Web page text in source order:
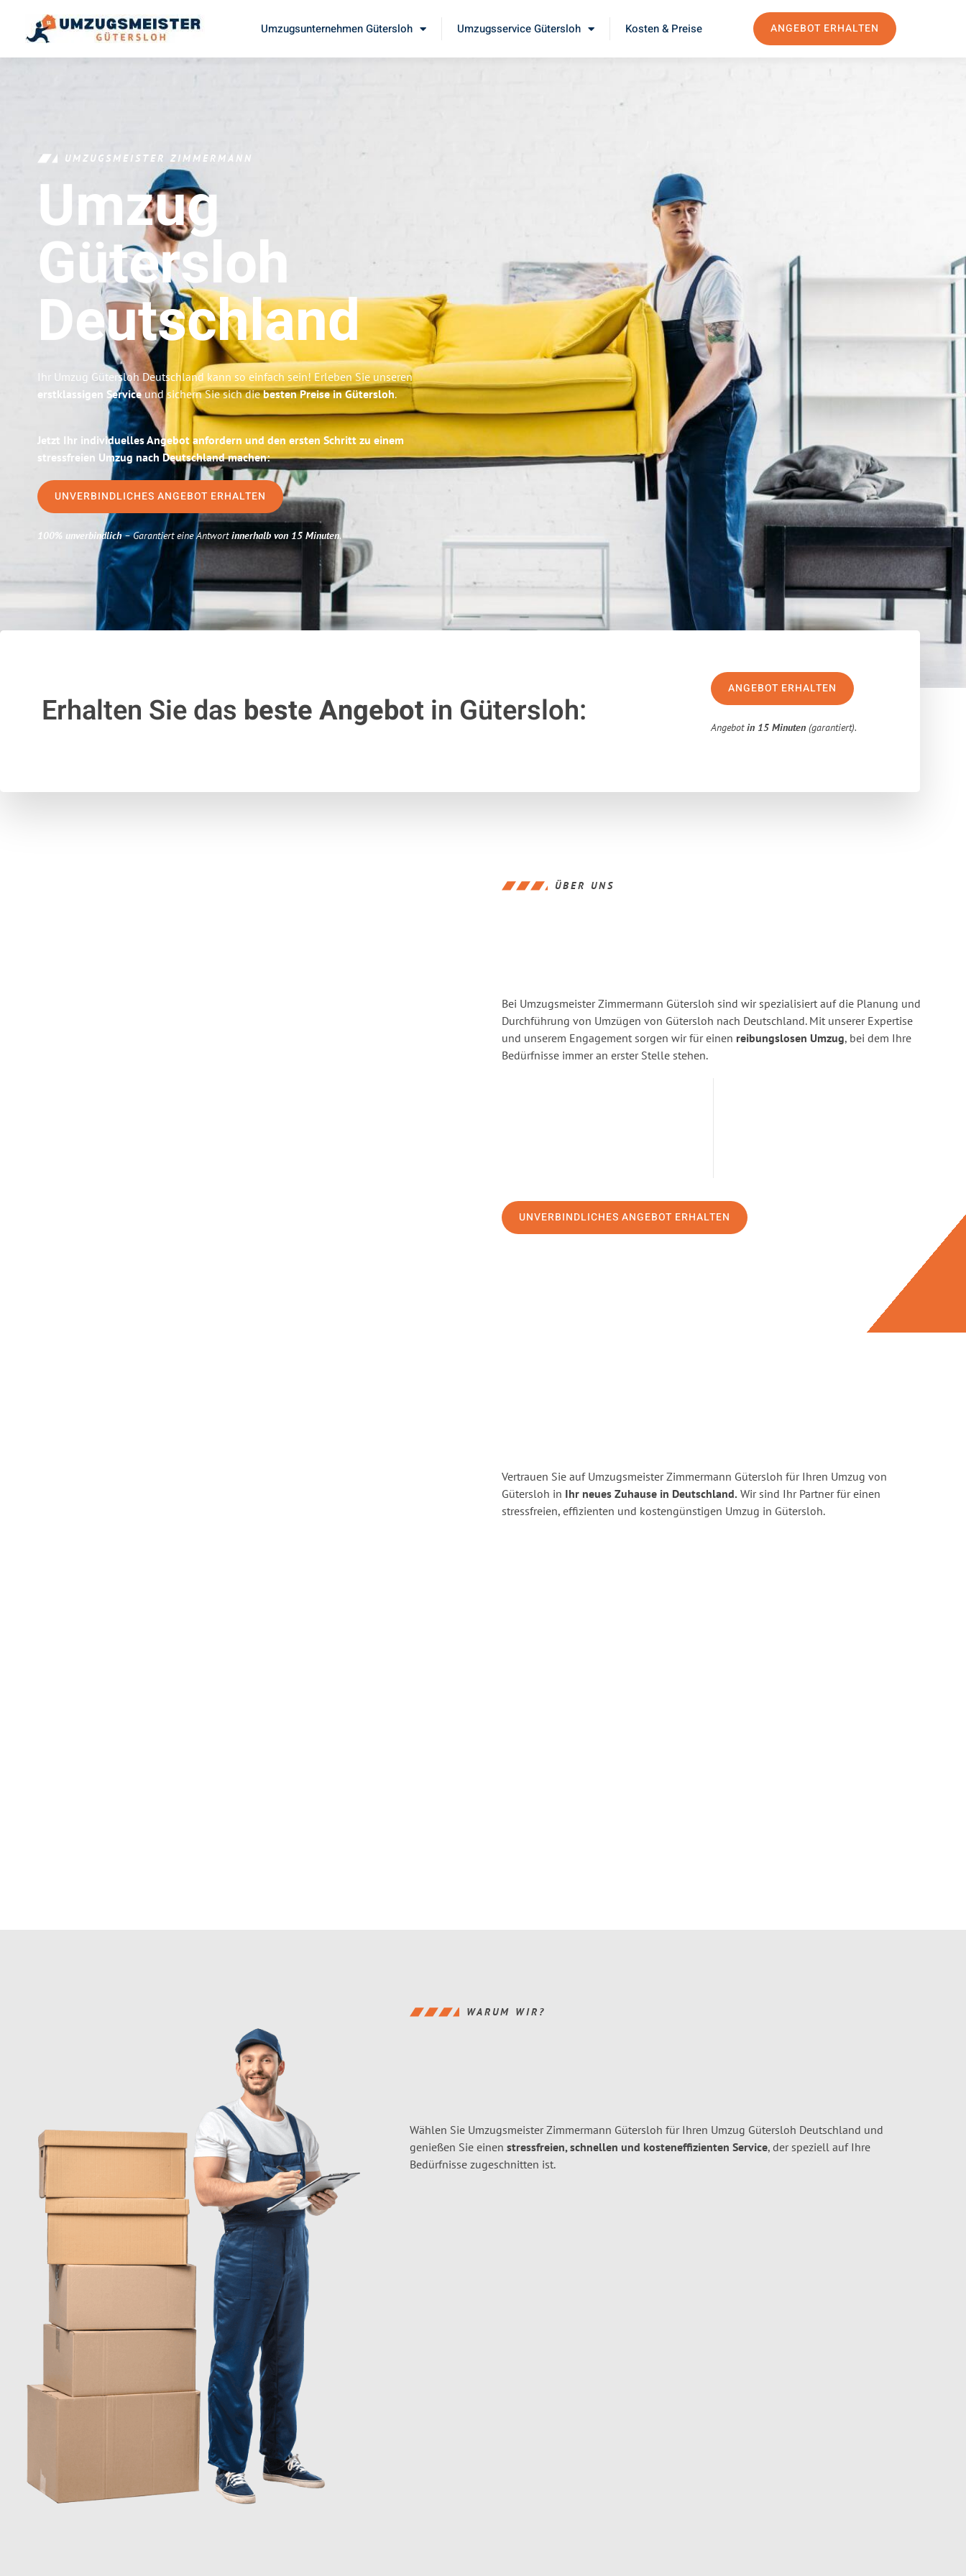
Umzugsunternehmen Gütersloh Umzugsservice Gütersloh Kosten & Preise ANGEBOT ERHALTEN
UMZUGSMEISTER ZIMMERMANN
Umzug
Gütersloh
Deutschland
Ihr Umzug Gütersloh Deutschland kann so einfach sein! Erleben Sie unseren
erstklassigen Serviceund sichern Sie sich diebesten Preise in Gütersloh.
Jetzt Ihr individuelles Angebot anfordern und den ersten Schritt zu einem
stressfreien Umzug nach Deutschland machen:
UNVERBINDLICHES ANGEBOT ERHALTEN
100% unverbindlich– Garantiert eine Antwortinnerhalb von 15 Minuten.
Erhalten Sie das beste Angebotin Gütersloh:
ANGEBOT ERHALTEN
Angebotin 15 Minuten (garantiert).
ÜBER UNS
Bei Umzugsmeister Zimmermann Gütersloh sind wir spezialisiert auf die Planung und
Durchführung von Umzügen von Gütersloh nach Deutschland. Mit unserer Expertise
und unserem Engagement sorgen wir für einen reibungslosen Umzug, bei dem Ihre
Bedürfnisse immer an erster Stelle stehen.
UNVERBINDLICHES ANGEBOT ERHALTEN
Vertrauen Sie auf Umzugsmeister Zimmermann Gütersloh für Ihren Umzug von
Gütersloh in Ihr neues Zuhause in Deutschland. Wir sind Ihr Partner für einen
stressfreien, effizienten und kostengünstigen Umzug in Gütersloh.
WARUM WIR?
Wählen Sie Umzugsmeister Zimmermann Gütersloh für Ihren Umzug Gütersloh Deutschland und
genießen Sie einen stressfreien, schnellen und kosteneffizienten Service, der speziell auf Ihre
Bedürfnisse zugeschnitten ist.